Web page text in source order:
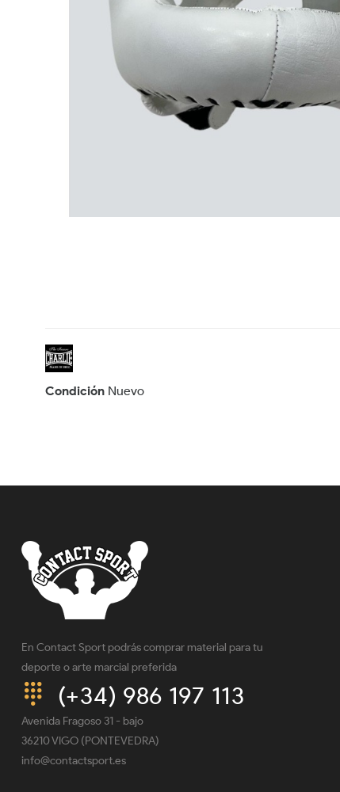
Condición Nuevo
En Contact Sport podrás comprar material para tu
deporte o arte marcial preferida
(+34) 986 197 113
Avenida Fragoso 31 - bajo
36210 VIGO (PONTEVEDRA)
info@contactsport.es